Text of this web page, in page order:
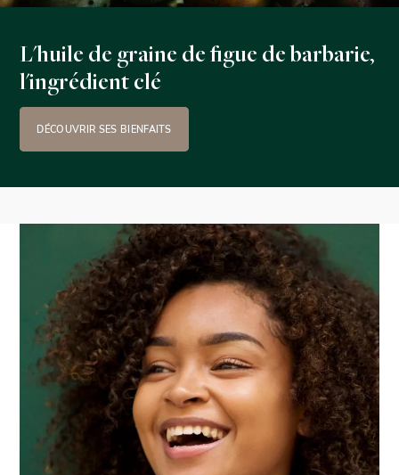
L'huile de graine de figue de barbarie,
l'ingrédient clé
DÉCOUVRIR SES BIENFAITS